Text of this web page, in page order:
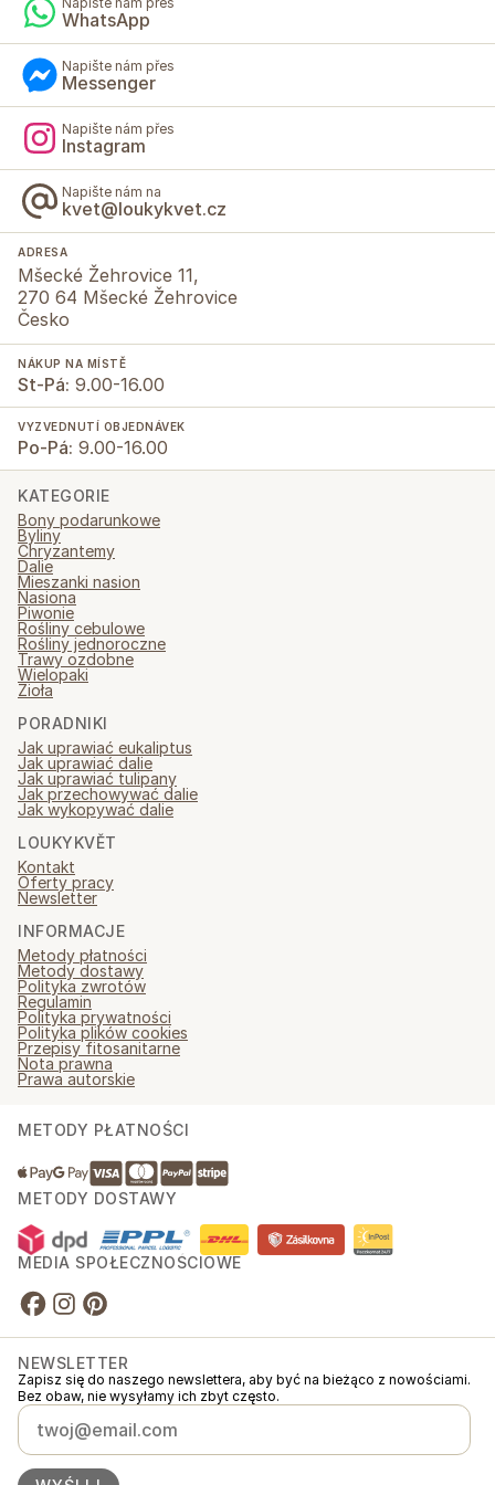
WhatsApp
Napište nám přes
Messenger
Napište nám přes
Instagram
Napište nám na
kvet@loukykvet.cz
ADRESA
Mšecké Žehrovice 11,
270 64 Mšecké Žehrovice
Česko
NÁKUP NA MÍSTĚ
St-Pá: 9.00-16.00
VYZVEDNUTÍ OBJEDNÁVEK
Po-Pá: 9.00-16.00
KATEGORIE
Bony podarunkowe
Byliny
Chryzantemy
Dalie
Mieszanki nasion
Nasiona
Piwonie
Rośliny cebulowe
Rośliny jednoroczne
Trawy ozdobne
Wielopaki
Zioła
PORADNIKI
Jak uprawiać eukaliptus
Jak uprawiać dalie
Jak uprawiać tulipany
Jak przechowywać dalie
Jak wykopywać dalie
LOUKYKVĚT
Kontakt
Oferty pracy
Newsletter
INFORMACJE
Metody płatności
Metody dostawy
Polityka zwrotów
Regulamin
Polityka prywatności
Polityka plików cookies
Przepisy fitosanitarne
Nota prawna
Prawa autorskie
METODY PŁATNOŚCI
METODY DOSTAWY
MEDIA SPOŁECZNOŚCIOWE
NEWSLETTER
Zapisz się do naszego newslettera, aby być na bieżąco z nowościami.
Bez obaw, nie wysyłamy ich zbyt często.